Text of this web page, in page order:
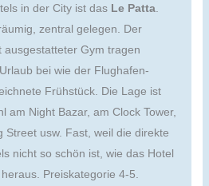
in der City ist das Le Patta.
zentral gelegen. Der
Gym tragen
bei wie der Flughafen-
Frühstück. Die Lage ist
am Night Bazar, am Clock Tower,
Street usw. Fast, weil die direkte
nicht so schön ist, wie das Hotel
Preiskategorie 4-5.